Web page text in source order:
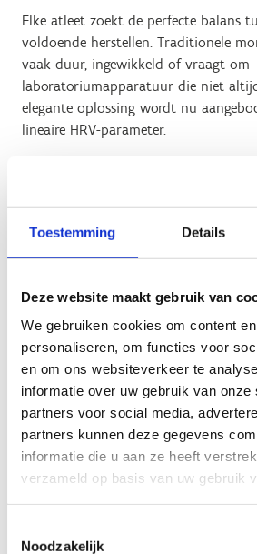
Toestemming Details
Deze website maakt gebruik van
We gebruiken cookies om content
personaliseren, om functies voor
en om ons websiteverkeer te
informatie over uw gebruik van onze
partners voor social media,
partners kunnen deze gegevens
informatie die u aan ze heeft
verzameld op basis van uw gebruik
Noodzakelijk
Elke atleet zoekt de perfecte balans
voldoende herstellen. Traditionele
vaak duur, ingewikkeld of vraagt om
laboratoriumapparatuur die niet
elegante oplossing wordt nu
lineaire HRV-parameter.
Deze parameter kan ondersteunen
intensiteitszones zonder kostbare
vooral veelbelovend voor het
vermoeidheid en trainingsgereedheid
we nu aan het verkennen zijn.
Deze presentatie laat zien hoe één
onderzoek en praktische
meer binnen wielerteam Jumbo-
zeilers.
Biografie van de
Prof. Toon de Beukelaar leidt het
richt zich op neurale markers van